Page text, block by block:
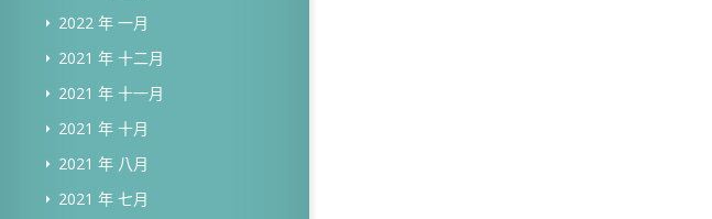
2022 年 一月
2021 年 十二月
2021 年 十一月
2021 年 十月
2021 年 八月
2021 年 七月